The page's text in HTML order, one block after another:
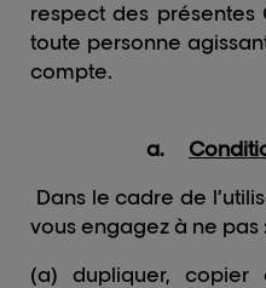
respect des présentes
toute personne
compte.
a.
Dans le cadre de
vous engagez à ne pas :
(a) dupliquer, copier